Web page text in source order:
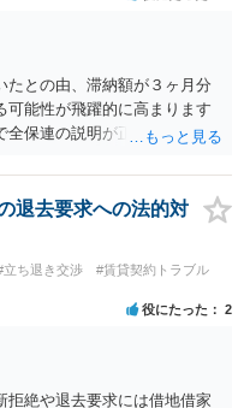
たとの由、滞納額が３ヶ月分
可能性が飛躍的に高まります
全保連の説明が正しければ、
ある返答は期待できないと思
退去要求への法的対
立ち退き交渉
#賃貸契約トラブル
役にたった 2
拒絶や退去要求には借地借家